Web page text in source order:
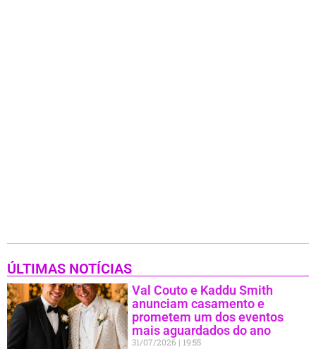
ÚLTIMAS NOTÍCIAS
Val Couto e Kaddu Smith
anunciam casamento e
prometem um dos eventos
mais aguardados do ano
31/07/2026 19:55